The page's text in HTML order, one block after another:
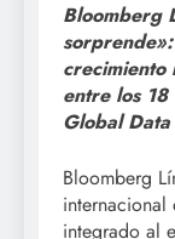
Bloomberg
crecimiento
entre los
Global
Bloomberg
internacional
integrado al